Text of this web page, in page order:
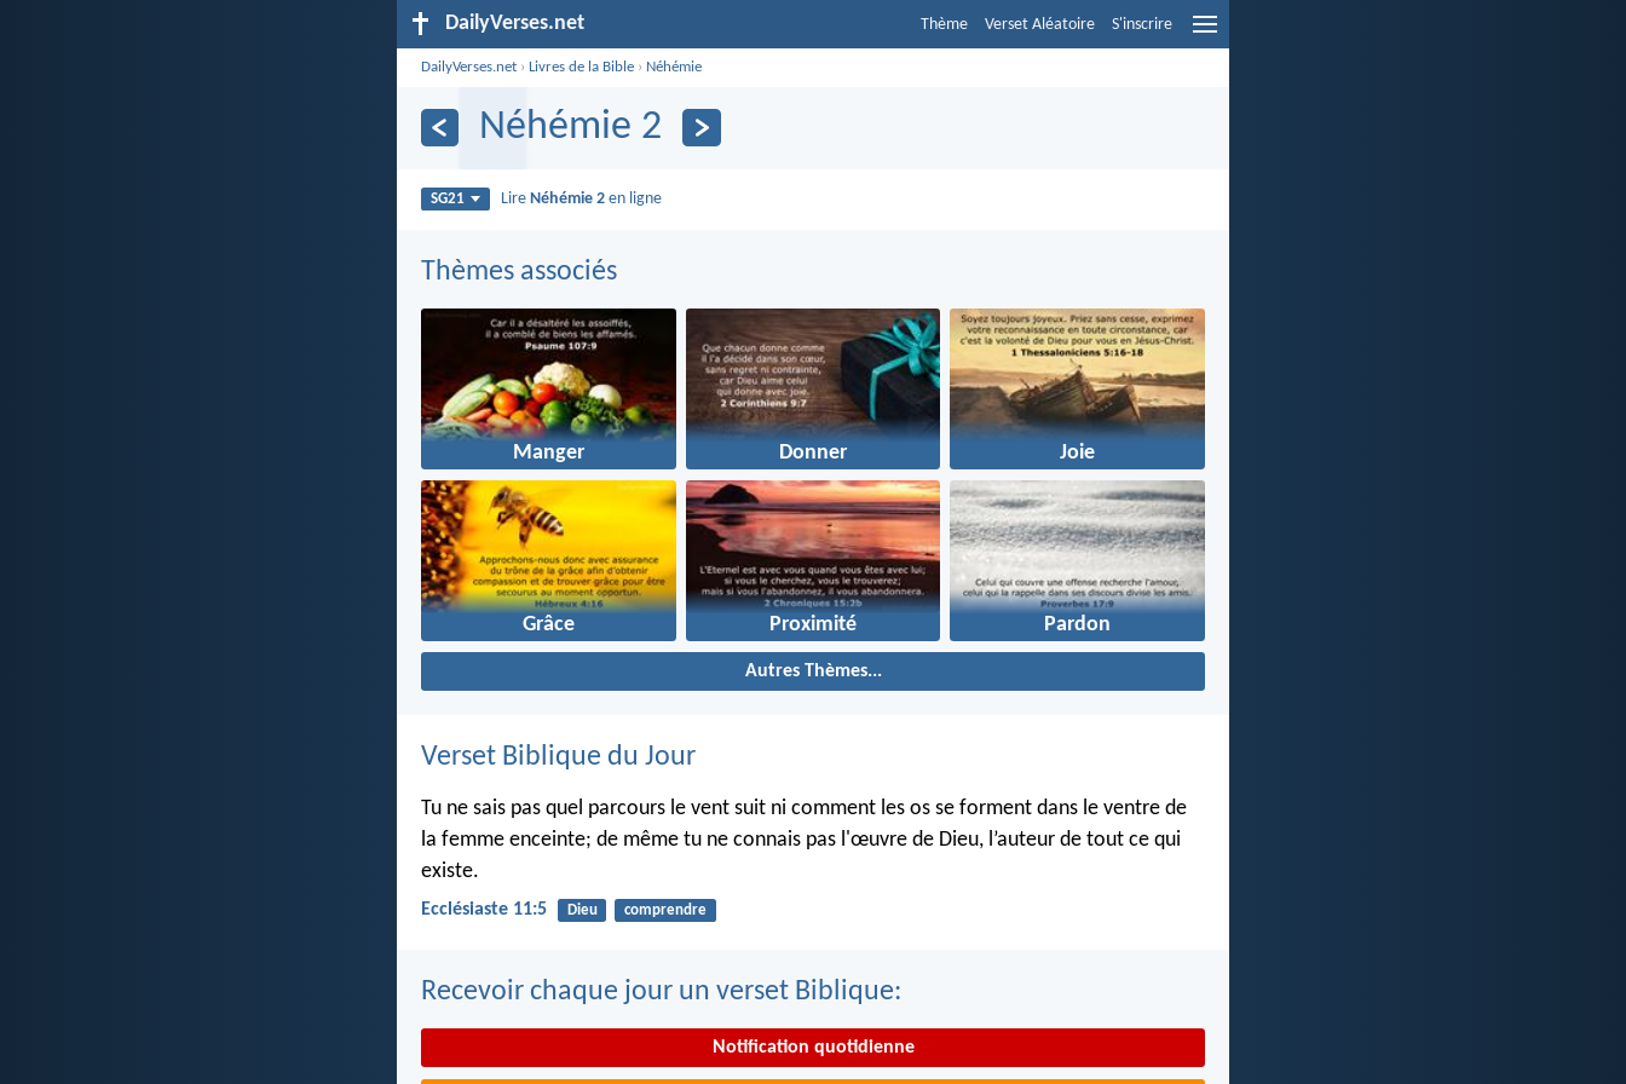
DailyVerses.net Thème Verset Aléatoire S'inscrire
DailyVerses.net ›Livres de la Bible › Néhémie
Néhémie 2
SG21 Lire Néhémie 2 en ligne
Thèmes associés
Manger Donner Joie
Grâce Proximité Pardon
Autres Thèmes...
Verset Biblique du Jour
Tu ne sais pas quel parcours le vent suit ni comment les os se forment dans le ventre de
la femme enceinte; de même tu ne connais pas l'œuvre de Dieu, l’auteur de tout ce qui
existe.
Ecclésiaste 11:5 Dieu comprendre
Recevoir chaque jour un verset Biblique:
Notification quotidienne